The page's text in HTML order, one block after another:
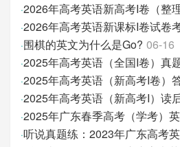
·2026年高考英语新高考I卷（整
·2026年高考英语新课标I卷试卷
·围棋的英文为什么是Go? 06-16
·
·2025年高考英语（新高考I卷）
·
·2025年广东春季高考（学考）
·听说真题练：2023年广东高考